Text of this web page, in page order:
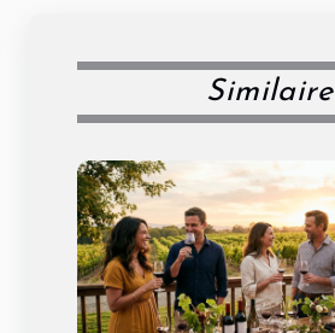
Similaire